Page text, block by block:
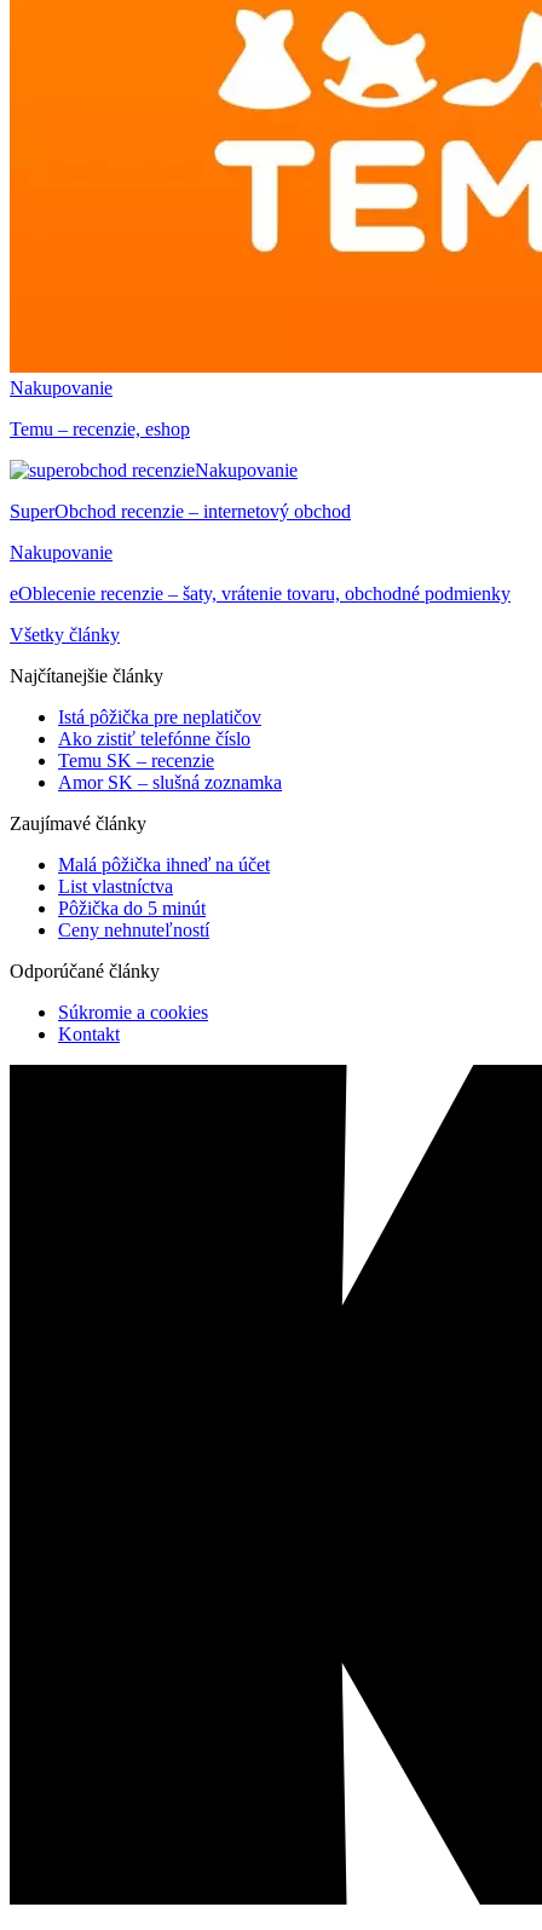
Nakupovanie
Temu – recenzie, eshop
Nakupovanie
SuperObchod recenzie – internetový obchod
Nakupovanie
eOblecenie recenzie – šaty, vrátenie tovaru, obchodné podmienky
Všetky články
Najčítanejšie články
Istá pôžička pre neplatičov
Ako zistiť telefónne číslo
Temu SK – recenzie
Amor SK – slušná zoznamka
Zaujímavé články
Malá pôžička ihneď na účet
List vlastníctva
Pôžička do 5 minút
Ceny nehnuteľností
Odporúčané články
Súkromie a cookies
Kontakt